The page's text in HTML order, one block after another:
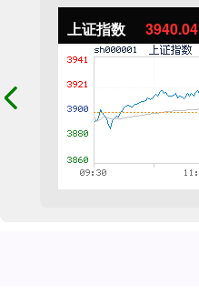
上证指数 3940.04